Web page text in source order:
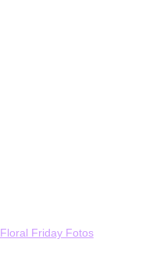
Floral Friday Fotos